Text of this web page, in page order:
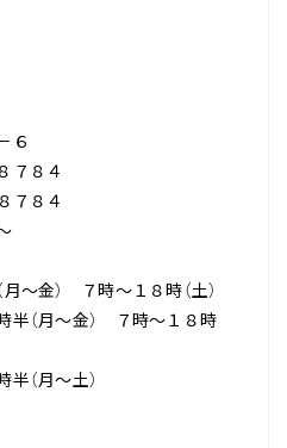
６
７８４
７８４
月～金） ７時～１８時（土）
半（月～金） ７時～１８時
（月～土）